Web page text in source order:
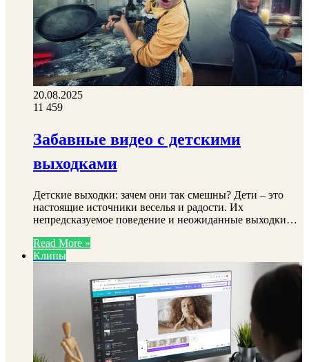
20.08.2025
11 459
Забавные видео с детскими
выходками
Детские выходки: зачем они так смешны? Дети – это
настоящие источники веселья и радости. Их
непредсказуемое поведение и неожиданные выходки…
Read More »
Клипы